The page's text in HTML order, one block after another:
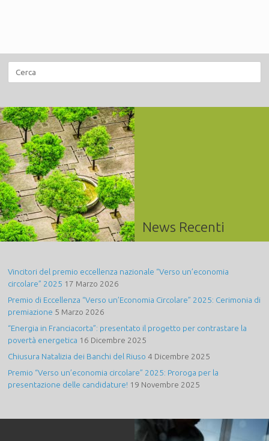
News Recenti
Vincitori del premio eccellenza nazionale “Verso un’economia
circolare” 2025 17 Marzo 2026
Premio di Eccellenza “Verso un’Economia Circolare” 2025: Cerimonia di
premiazione 5 Marzo 2026
“Energia in Franciacorta”: presentato il progetto per contrastare la
povertà energetica 16 Dicembre 2025
Chiusura Natalizia dei Banchi del Riuso 4 Dicembre 2025
Premio “Verso un’economia circolare” 2025: Proroga per la
presentazione delle candidature! 19 Novembre 2025